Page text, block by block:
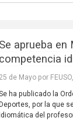
Se aprueba
competencia
25 de Mayo por
ha publicado la
Deportes, por la que
del